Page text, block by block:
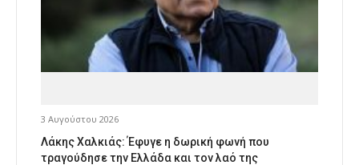
3 Αυγούστου 2026
Λάκης Χαλκιάς: Έφυγε η δωρική φωνή που
τραγούδησε την Ελλάδα και τον λαό της